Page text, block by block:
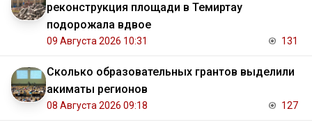
реконструкция площади в Темиртау
подорожала вдвое
09 Августа 2026 10:31 131
Сколько образовательных грантов выделили
акиматы регионов
08 Августа 2026 09:18 127